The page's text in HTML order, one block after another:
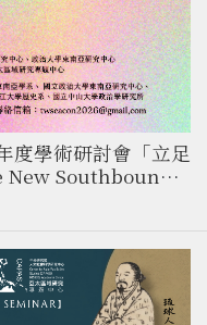
度學術研討會「立足
New Southbound
」徵稿啟事